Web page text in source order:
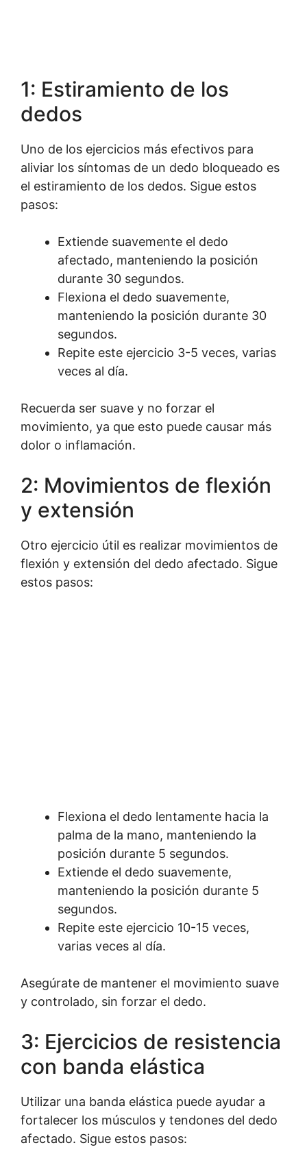
1: Estiramiento de los
dedos
Uno de los ejercicios más efectivos para
aliviar los síntomas de un dedo bloqueado es
el estiramiento de los dedos. Sigue estos
pasos:
Extiende suavemente el dedo
afectado, manteniendo la posición
durante 30 segundos.
Flexiona el dedo suavemente,
manteniendo la posición durante 30
segundos.
Repite este ejercicio 3-5 veces, varias
veces al día.
Recuerda ser suave y no forzar el
movimiento, ya que esto puede causar más
dolor o inflamación.
2: Movimientos de flexión
y extensión
Otro ejercicio útil es realizar movimientos de
flexión y extensión del dedo afectado. Sigue
estos pasos:
Flexiona el dedo lentamente hacia la
palma de la mano, manteniendo la
posición durante 5 segundos.
Extiende el dedo suavemente,
manteniendo la posición durante 5
segundos.
Repite este ejercicio 10-15 veces,
varias veces al día.
Asegúrate de mantener el movimiento suave
y controlado, sin forzar el dedo.
3: Ejercicios de resistencia
con banda elástica
Utilizar una banda elástica puede ayudar a
fortalecer los músculos y tendones del dedo
afectado. Sigue estos pasos: